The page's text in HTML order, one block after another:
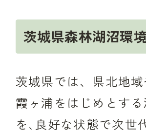
茨城県森林湖沼環
茨城県では、県北地
霞ヶ浦をはじめとす
を､良好な状態で次世